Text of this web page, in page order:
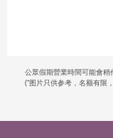
公眾假期營業時間可能會
(⁺图片只供参考，名额有限